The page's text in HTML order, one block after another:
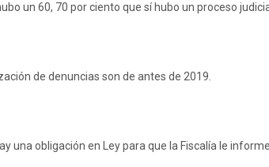
un 60, 70 por ciento que sí hubo un proceso
de denuncias son de antes de 2019.
una obligación en Ley para que la Fiscalía le